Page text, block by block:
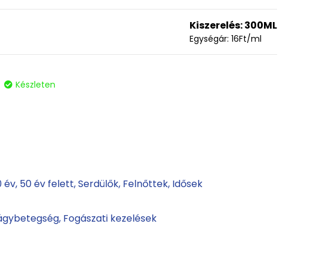
Kiszerelés:300ML
Egységár: 16Ft/ml
Készleten
év 50 év felett Serdülők Felnőttek Idősek
Fogászati kezelések